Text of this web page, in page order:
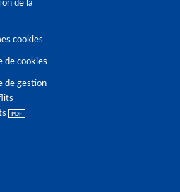
de la
cookies
de cookies
de gestion